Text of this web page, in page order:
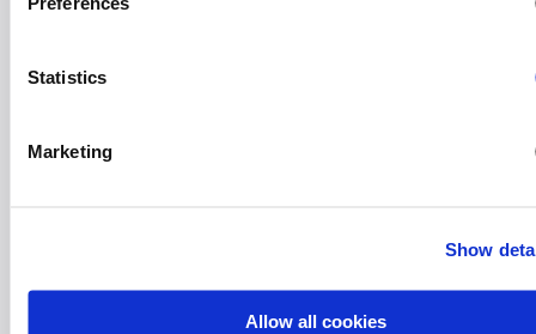
Statistics
Marketing
Show
Allow all cookies
Audiência de TV PNT TOP 10 – 22/06/
2 julho, 2026